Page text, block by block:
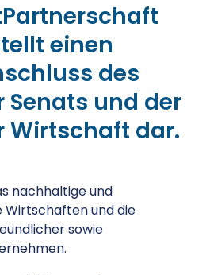
einen
des
Senats und der
Wirtschaft dar.
nachhaltige und
und die
sowie